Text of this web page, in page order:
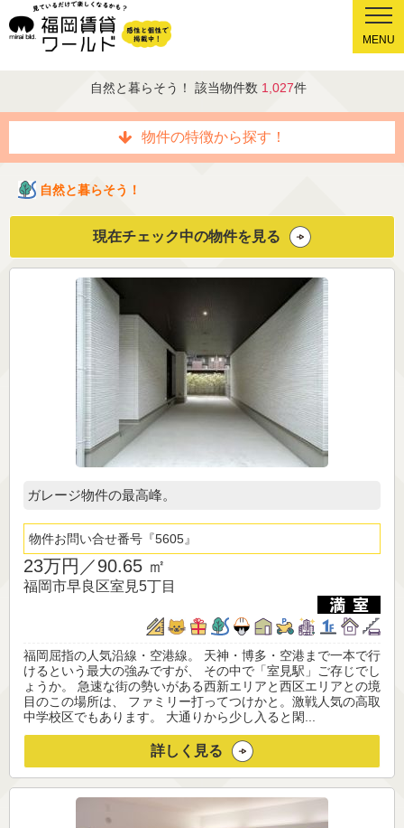
MENU
自然と暮らそう！ 該当物件数 1,027件
物件の特徴から探す！
自然と暮らそう！
現在チェック中の物件を見る
ガレージ物件の最高峰。
物件お問い合せ番号 5605
23万円／90.65 ㎡
福岡市早良区室見5丁目
福岡屈指の人気沿線・空港線。 天神・博多・空港まで一本で行
けるという最大の強みですが、 その中で「室見駅」ご存じでし
ょうか。 急速な街の勢いがある西新エリアと西区エリアとの境
目のこの場所は、 ファミリー打ってつけかと。激戦人気の高取
中学校区でもあります。 大通りから少し入ると閑...
詳しく見る